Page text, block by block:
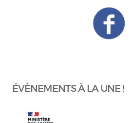
ÉVÈNEMENTS À LA UNE !